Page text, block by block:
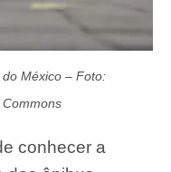
México – Foto:
conhecer a